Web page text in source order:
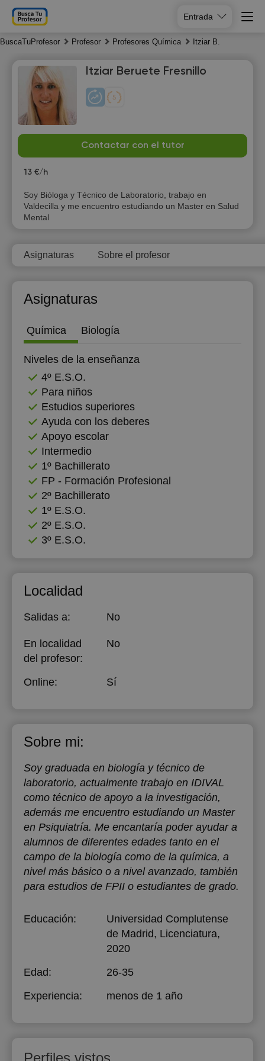
Entrada
BuscaTuProfesor Profesor Profesores Química Itziar B.
Itziar Beruete Fresnillo
Contactar con el tutor
13 €/h
Soy Bióloga y Técnico de Laboratorio, trabajo en
Valdecilla y me encuentro estudiando un Master en Salud
Mental
Asignaturas Sobre el profesor
Asignaturas
Química Biología
Niveles de la enseñanza
4º E.S.O.
Para niños
Estudios superiores
Ayuda con los deberes
Apoyo escolar
Intermedio
1º Bachillerato
FP - Formación Profesional
2º Bachillerato
1º E.S.O.
2º E.S.O.
3º E.S.O.
Localidad
Salidas a: No
En localidad
del profesor:
No
Online: Sí
Sobre mi:
Soy graduada en biología y técnico de
laboratorio, actualmente trabajo en IDIVAL
como técnico de apoyo a la investigación,
además me encuentro estudiando un Master
en Psiquiatría. Me encantaría poder ayudar a
alumnos de diferentes edades tanto en el
campo de la biología como de la química, a
nivel más básico o a nivel avanzado, también
para estudios de FPII o estudiantes de grado.
Educación:
Universidad Complutense
de Madrid, Licenciatura,
2020
Edad:
26-35
Experiencia:
menos de 1 año
Perfiles vistos
8
Su
9
Mo
10
11